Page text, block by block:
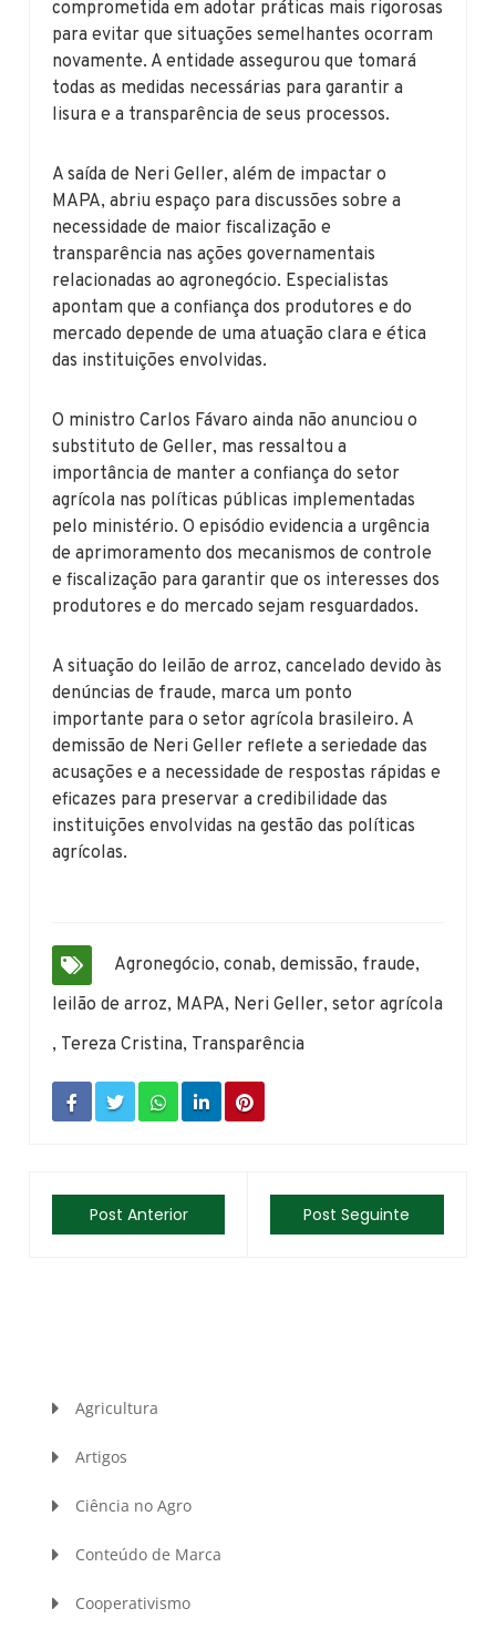
comprometida em adotar práticas mais rigorosas
para evitar que situações semelhantes ocorram
novamente. A entidade assegurou que tomará
todas as medidas necessárias para garantir a
lisura e a transparência de seus processos.
A saída de Neri Geller, além de impactar o
MAPA, abriu espaço para discussões sobre a
necessidade de maior fiscalização e
transparência nas ações governamentais
relacionadas ao agronegócio. Especialistas
apontam que a confiança dos produtores e do
mercado depende de uma atuação clara e ética
das instituições envolvidas.
O ministro Carlos Fávaro ainda não anunciou o
substituto de Geller, mas ressaltou a
importância de manter a confiança do setor
agrícola nas políticas públicas implementadas
pelo ministério. O episódio evidencia a urgência
de aprimoramento dos mecanismos de controle
e fiscalização para garantir que os interesses dos
produtores e do mercado sejam resguardados.
A situação do leilão de arroz, cancelado devido às
denúncias de fraude, marca um ponto
importante para o setor agrícola brasileiro. A
demissão de Neri Geller reflete a seriedade das
acusações e a necessidade de respostas rápidas e
eficazes para preservar a credibilidade das
instituições envolvidas na gestão das políticas
agrícolas.
Agronegócio,conab,demissão, fraude,
leilão de arroz, MAPA, Neri Geller,setor agrícola
, Tereza Cristina, Transparência
Post Anterior Post Seguinte
Agricultura
Artigos
Ciência no Agro
Conteúdo de Marca
Cooperativismo